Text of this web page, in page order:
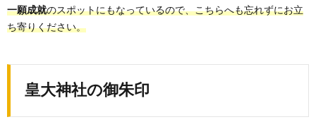
一願成就のスポットにもなっているので、こちらへも忘れずにお立
ち寄りください。
皇大神社の御朱印